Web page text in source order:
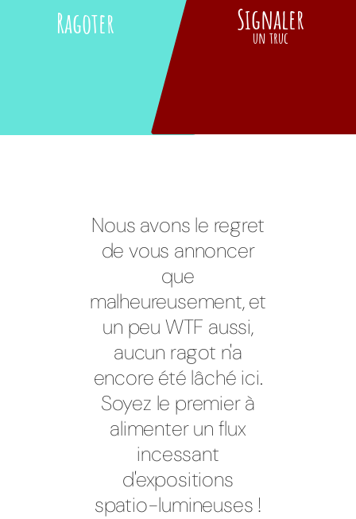
Ragoter Signaler
un truc
Nous avons le regret
de vous annoncer
que
malheureusement, et
un peu WTF aussi,
aucun ragot n'a
encore été lâché ici.
Soyez le premier à
alimenter un flux
incessant
d'expositions
spatio-lumineuses !